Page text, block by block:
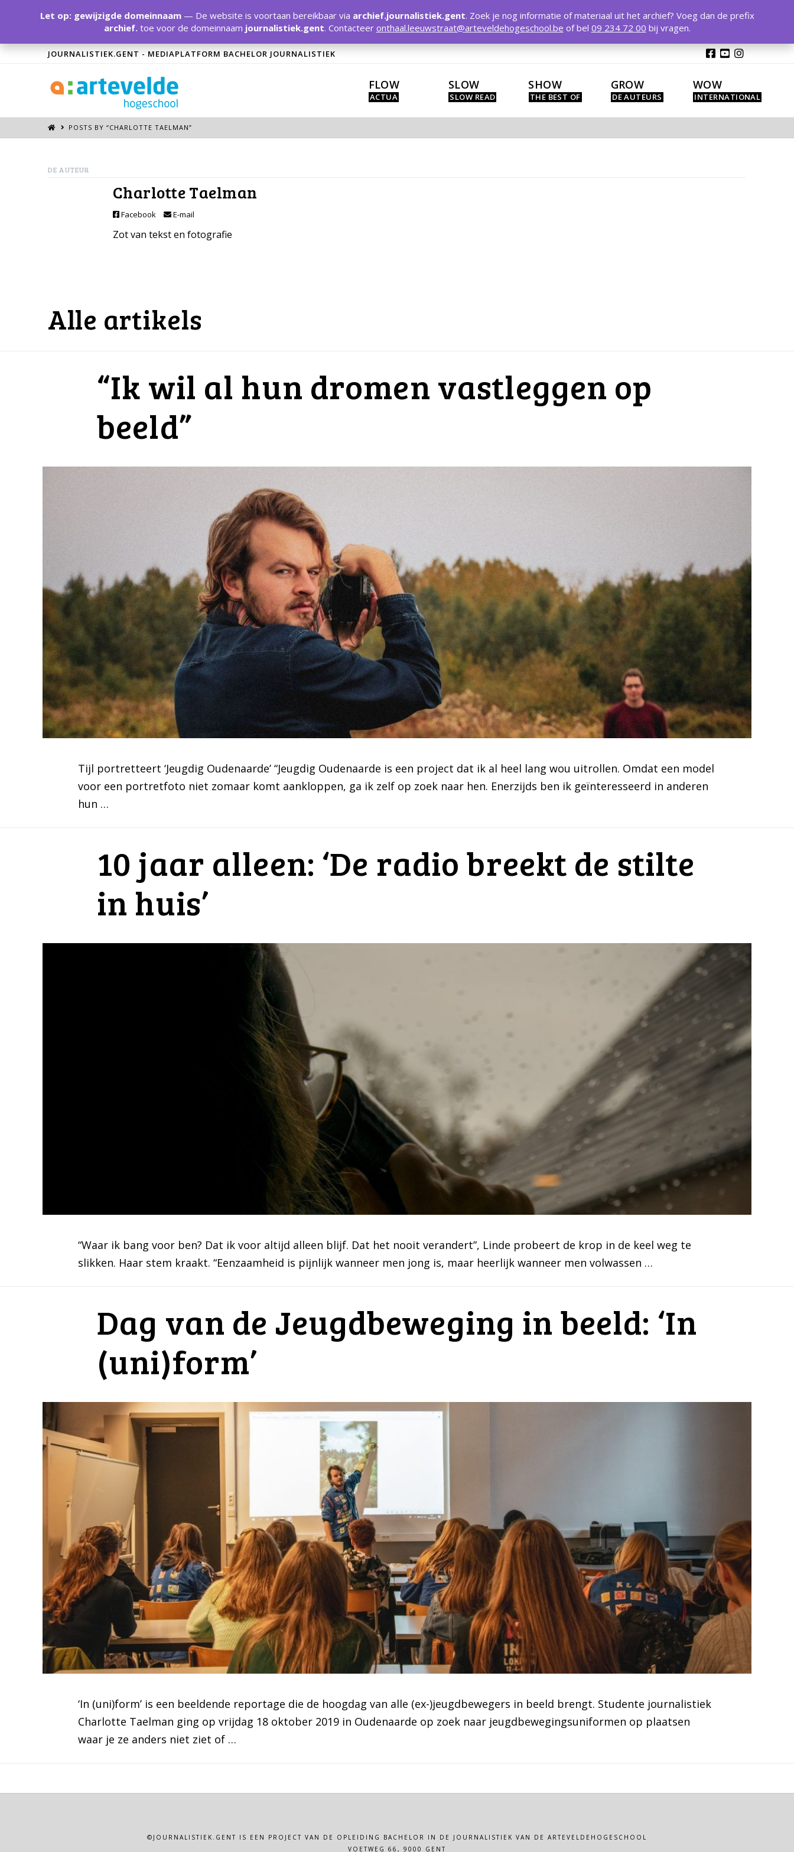
JOURNALISTIEK.GENT - MEDIAPLATFORM BACHELOR JOURNALISTIEK
FLOW SLOW SHOW GROW WOW
POSTS BY “CHARLOTTE TAELMAN”
DE AUTEUR
Charlotte Taelman
Facebook E-mail
Zot van tekst en fotografie
Alle artikels
“Ik wil al hun dromen vastleggen op
beeld”
Tijl portretteert ‘Jeugdig Oudenaarde’ “Jeugdig Oudenaarde is een project dat ik al heel lang wou uitrollen. Omdat een model
voor een portretfoto niet zomaar komt aankloppen, ga ik zelf op zoek naar hen. Enerzijds ben ik geïnteresseerd in anderen
hun …
10 jaar alleen: ‘De radio breekt de stilte
in huis’
“Waar ik bang voor ben? Dat ik voor altijd alleen blijf. Dat het nooit verandert”, Linde probeert de krop in de keel weg te
slikken. Haar stem kraakt. “Eenzaamheid is pijnlijk wanneer men jong is, maar heerlijk wanneer men volwassen …
Dag van de Jeugdbeweging in beeld: ‘In
(uni)form’
‘In (uni)form’ is een beeldende reportage die de hoogdag van alle (ex-)jeugdbewegers in beeld brengt. Studente journalistiek
Charlotte Taelman ging op vrijdag 18 oktober 2019 in Oudenaarde op zoek naar jeugdbewegingsuniformen op plaatsen
waar je ze anders niet ziet of …
©JOURNALISTIEK.GENT IS EEN PROJECT VAN DE OPLEIDING BACHELOR IN DE JOURNALISTIEK VAN DE ARTEVELDEHOGESCHOOL
VOETWEG 66, 9000 GENT
Let op: gewijzigde domeinnaam— De website is voortaan bereikbaar via archief.journalistiek.gent. Zoek je nog informatie of materiaal uit het archief? Voeg dan de prefix
archief.toe voor de domeinnaam journalistiek.gent. Contacteer onthaal.leeuwstraat@arteveldehogeschool.be of bel 09 234 72 00 bij vragen.